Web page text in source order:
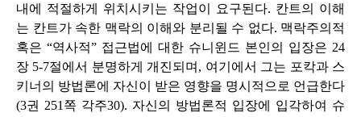
내에 적절하게 위치시키는 작업이 요구된다. 칸트의 이해
는 칸트가 속한 맥락의 이해와 분리될 수 없다. 맥락주의적
혹은 “역사적” 접근법에 대한 슈니윈드 본인의 입장은 24
장 5-7절에서 분명하게 개진되며, 여기에서 그는 포칵과 스
키너의 방법론에 자신이 받은 영향을 명시적으로 언급한다
(3권 251쪽 각주30). 자신의 방법론적 입장에 입각하여 슈